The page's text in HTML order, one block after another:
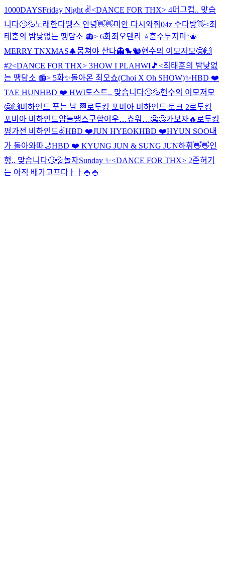
1000DAYSFriday Night ✌️<DANCE FOR THX> 4머그컵.. 맞습
니다🙄💦노래한다땡스 안녕👋👋미안 다시와줘04z 수다방👋<최
태훈의 밤낮없는 땡담소 📻> 6화최오댄라 ⭐️훈수두지마‘🎄
MERRY TNXMAS🎄뭉쳐야 산다👻🐤🐿️현수의 이모저모🤩🙌
#2<DANCE FOR THX> 3HOW I PLAHWI🎵 <최태훈의 밤낮없
는 땡담소 📻> 5화✨돌아온 최오쇼(Choi X Oh SHOW)✨HBD ❤️
TAE HUNHBD ❤️ HWI토스트.. 맞습니다🙄💦현수의 이모저모
🤩🙌 비하인드 푸는 날 🏁 로투킹 포비아 비하인드 토크 2로투킹
포비아 비하인드얌놀땡스구함어우…츄워…🥶🙄가보자🔥 로투킹
평가전 비하인드✌️HBD ❤️JUN HYEOKHBD ❤️HYUN SOO내
가 돌아와따🌙HBD ❤️ KYUNG JUN & SUNG JUN하휘👋👋인
형.. 맞습니다🙄💦놀자Sunday ✨<DANCE FOR THX> 2준혀기
는 아직 배가고프다ㅏㅏ🍚🍚